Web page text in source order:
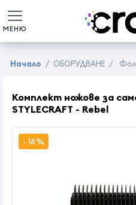
МЕНЮ
Начало / ОБОРУДВАНЕ /
Комплект ножове за
STYLECRAFT - Rebel
- 16%